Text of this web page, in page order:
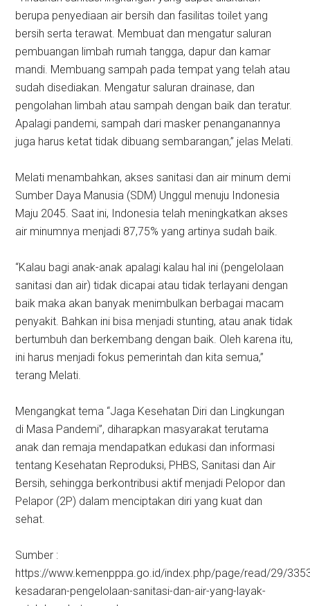
berupa penyediaan air bersih dan fasilitas toilet yang
bersih serta terawat. Membuat dan mengatur saluran
pembuangan limbah rumah tangga, dapur dan kamar
mandi. Membuang sampah pada tempat yang telah atau
sudah disediakan. Mengatur saluran drainase, dan
pengolahan limbah atau sampah dengan baik dan teratur.
Apalagi pandemi, sampah dari masker penanganannya
juga harus ketat tidak dibuang sembarangan,” jelas Melati.
Melati menambahkan, akses sanitasi dan air minum demi
Sumber Daya Manusia (SDM) Unggul menuju Indonesia
Maju 2045. Saat ini, Indonesia telah meningkatkan akses
air minumnya menjadi 87,75% yang artinya sudah baik.
“Kalau bagi anak-anak apalagi kalau hal ini (pengelolaan
sanitasi dan air) tidak dicapai atau tidak terlayani dengan
baik maka akan banyak menimbulkan berbagai macam
penyakit. Bahkan ini bisa menjadi stunting, atau anak tidak
bertumbuh dan berkembang dengan baik. Oleh karena itu,
ini harus menjadi fokus pemerintah dan kita semua,”
terang Melati.
Mengangkat tema “Jaga Kesehatan Diri dan Lingkungan
di Masa Pandemi”, diharapkan masyarakat terutama
anak dan remaja mendapatkan edukasi dan informasi
tentang Kesehatan Reproduksi, PHBS, Sanitasi dan Air
Bersih, sehingga berkontribusi aktif menjadi Pelopor dan
Pelapor (2P) dalam menciptakan diri yang kuat dan
sehat.
Sumber :
https://www.kemenpppa.go.id/index.php/page/read/29/
kesadaran-pengelolaan-sanitasi-dan-air-yang-layak-